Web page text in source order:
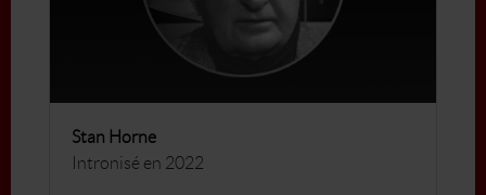
Stan Horne
Intronisé en 2022